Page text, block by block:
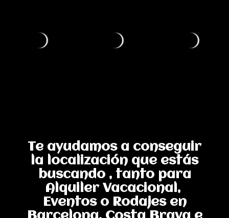
Te ayudamos a conseguir
la localización que estás
buscando , tanto para
Alquiler Vacacional,
Eventos o Rodajes en